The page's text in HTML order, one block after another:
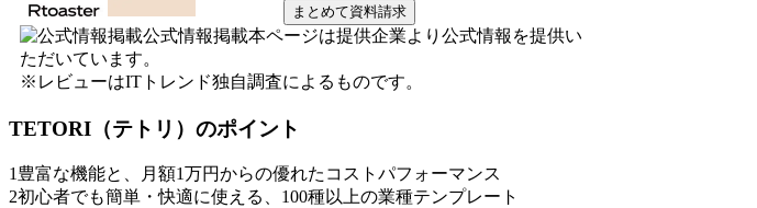
まとめて資料請求
公式情報掲載本ページは提供企業より公式情報を提供い
ただいています。
※レビューはITトレンド独自調査によるものです。
TETORI（テトリ） のポイント
1豊富な機能と、月額1万円からの優れたコストパフォーマンス
2初心者でも簡単・快適に使える、100種以上の業種テンプレート